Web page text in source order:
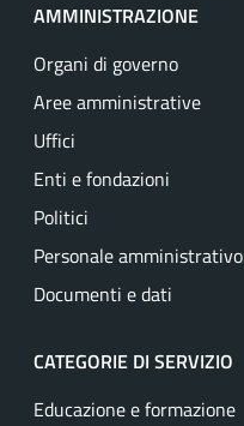
AMMINISTRAZIONE
Organi di governo
Aree amministrative
Uffici
Enti e fondazioni
Politici
Personale amministrativo
Documenti e dati
CATEGORIE DI SERVIZIO
Educazione e formazione